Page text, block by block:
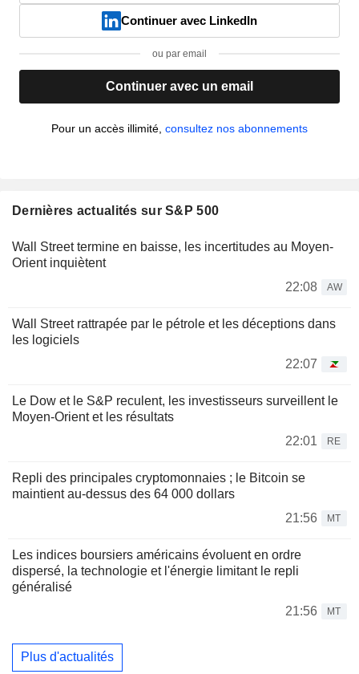
Continuer avec LinkedIn
ou par email
Continuer avec un email
Pour un accès illimité, consultez nos abonnements
Dernières actualités sur S&P 500
Wall Street termine en baisse, les incertitudes au Moyen-
Orient inquiètent
22:08
AW
Wall Street rattrapée par le pétrole et les déceptions dans
les logiciels
22:07
Le Dow et le S&P reculent, les investisseurs surveillent le
Moyen-Orient et les résultats
22:01
RE
Repli des principales cryptomonnaies ; le Bitcoin se
maintient au-dessus des 64 000 dollars
21:56
MT
Les indices boursiers américains évoluent en ordre
dispersé, la technologie et l'énergie limitant le repli
généralisé
21:56
MT
Plus d'actualités